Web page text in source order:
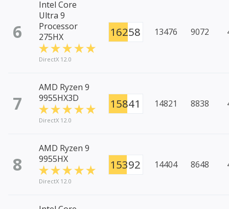
6
Intel Core
Ultra 9
Processor
275HX
DirectX 12.0
16258 13476 9072
7
AMD Ryzen 9
9955HX3D
DirectX 12.0
15841 14821 8838
8
AMD Ryzen 9
9955HX
DirectX 12.0
15392 14404 8648